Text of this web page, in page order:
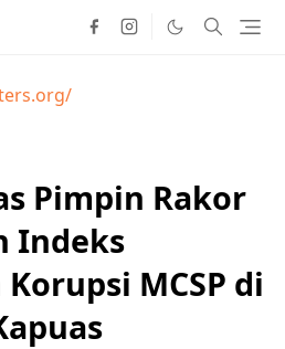
Pimpin Rakor
Indeks
MCSP di